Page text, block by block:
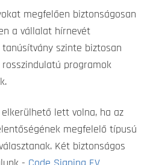
megfelően biztonságosan
a vállalat hírnevét
szinte biztosan
programok
elkerülhető lett volna, ha az
megfelelő típusú
Két biztonságos